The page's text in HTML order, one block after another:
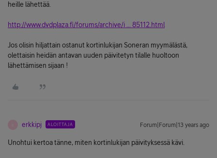
heille lähettää.
http://www.dvdplaza.fi/forums/archive/i ... 85112.html
Jos olisin hiljattain ostanut kortinlukijan Soneran myymälästä,
olettaisin heidän antavan uuden päivitetyn tilalle huoltoon
lähettämisen sijaan !
erkkipj ALOITTAJA Forum|Forum|13 years ago
Unohtui kertoa tänne, miten kortinlukijan päivityksessä kävi.